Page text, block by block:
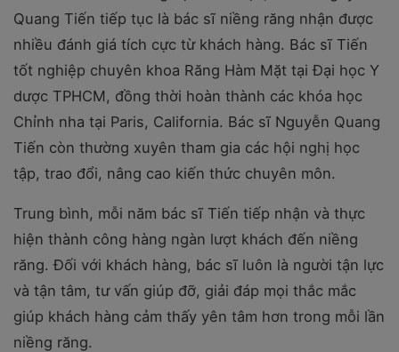
Quang Tiến tiếp tục là bác sĩ niềng răng nhận được
nhiều đánh giá tích cực từ khách hàng. Bác sĩ Tiến
tốt nghiệp chuyên khoa Răng Hàm Mặt tại Đại học Y
dược TPHCM, đồng thời hoàn thành các khóa học
Chỉnh nha tại Paris, California. Bác sĩ Nguyễn Quang
Tiến còn thường xuyên tham gia các hội nghị học
tập, trao đổi, nâng cao kiến thức chuyên môn.
Trung bình, mỗi năm bác sĩ Tiến tiếp nhận và thực
hiện thành công hàng ngàn lượt khách đến niềng
răng. Đối với khách hàng, bác sĩ luôn là người tận lực
và tận tâm, tư vấn giúp đỡ, giải đáp mọi thắc mắc
giúp khách hàng cảm thấy yên tâm hơn trong mỗi lần
niềng răng.